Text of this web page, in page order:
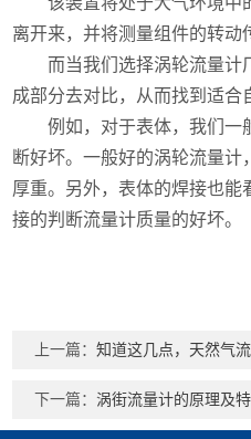
离开来，并将测量组件的转动
而当我们选择涡轮流量计
成部分去对比，从而找到适合
例如，对于表体，我们一
断好坏。一般好的涡轮流量
厚重。另外，表体的焊接也能
接的判断流量计质量的好坏。
上一篇：知道这几点，天然气
下一篇：涡街流量计的原理及